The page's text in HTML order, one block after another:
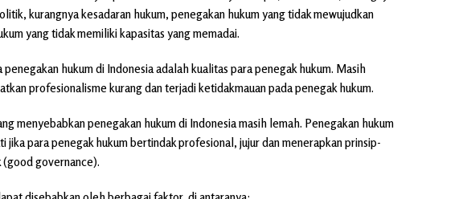
kurangnya kesadaran hukum, penegakan hukum yang tidak mewujudkan
yang tidak memiliki kapasitas yang memadai.
hukum di Indonesia adalah kualitas para penegak hukum. Masih
profesionalisme kurang dan terjadi ketidakmauan pada penegak hukum.
menyebabkan penegakan hukum di Indonesia masih lemah. Penegakan hukum
jika para penegak hukum bertindak profesional, jujur dan menerapkan prinsip-
(good governance).